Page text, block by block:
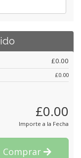
£0.00
£0.00
£0.00
Importe a la Fecha
Comprar